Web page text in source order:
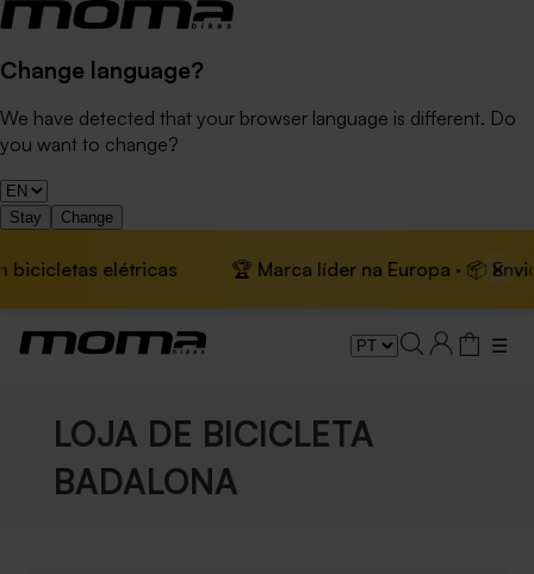
Change language?
We have detected that your browser language is different. Do
you want to change?
Stay Change
elétricas 🏆 Marca líder na Europa · 📦 Envio×
☰
LOJA DE BICICLETA
BADALONA